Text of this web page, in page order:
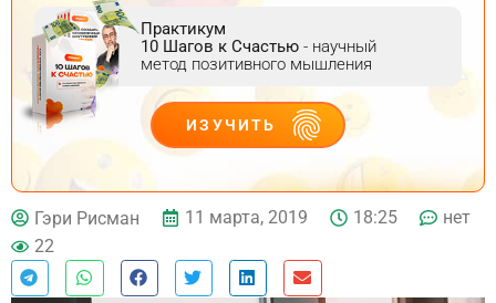
Практикум
10 Шагов к Счастью - научный
метод позитивного мышления
ИЗУЧИТЬ
ДЕЙСТВУЙ
Гэри Рисман 11 марта, 2019 18:25
нет
22